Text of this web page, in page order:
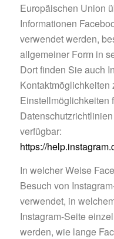
Europäischen Union
Informationen
verwendet werden,
allgemeiner Form in
Dort finden Sie auch
Kontaktmöglichkeiten
Einstellmöglichkeiten
verfügbar:
https://
In welcher Weise
Besuch von
verwendet, in
Instagram-Seite
werden, wie lange